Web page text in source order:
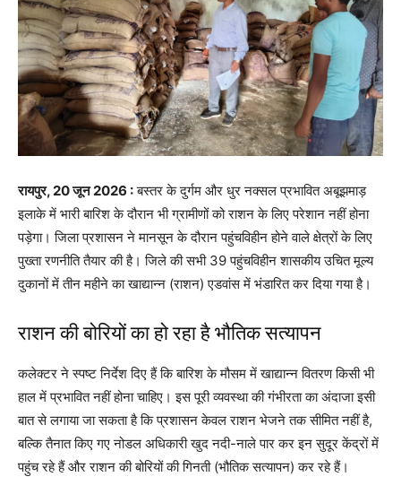
​रायपुर, 20 जून 2026 :बस्तर के दुर्गम और धुर नक्सल प्रभावित अबूझमाड़
इलाके में भारी बारिश के दौरान भी ग्रामीणों को राशन के लिए परेशान नहीं होना
पड़ेगा। जिला प्रशासन ने मानसून के दौरान पहुंचविहीन होने वाले क्षेत्रों के लिए
पुख्ता रणनीति तैयार की है। जिले की सभी 39 पहुंचविहीन शासकीय उचित मूल्य
दुकानों में तीन महीने का खाद्यान्न (राशन) एडवांस में भंडारित कर दिया गया है।
राशन की बोरियों का हो रहा है भौतिक सत्यापन
​कलेक्टर ने स्पष्ट निर्देश दिए हैं कि बारिश के मौसम में खाद्यान्न वितरण किसी भी
हाल में प्रभावित नहीं होना चाहिए। इस पूरी व्यवस्था की गंभीरता का अंदाजा इसी
बात से लगाया जा सकता है कि प्रशासन केवल राशन भेजने तक सीमित नहीं है,
बल्कि तैनात किए गए नोडल अधिकारी खुद नदी-नाले पार कर इन सुदूर केंद्रों में
पहुंच रहे हैं और राशन की बोरियों की गिनती (भौतिक सत्यापन) कर रहे हैं।